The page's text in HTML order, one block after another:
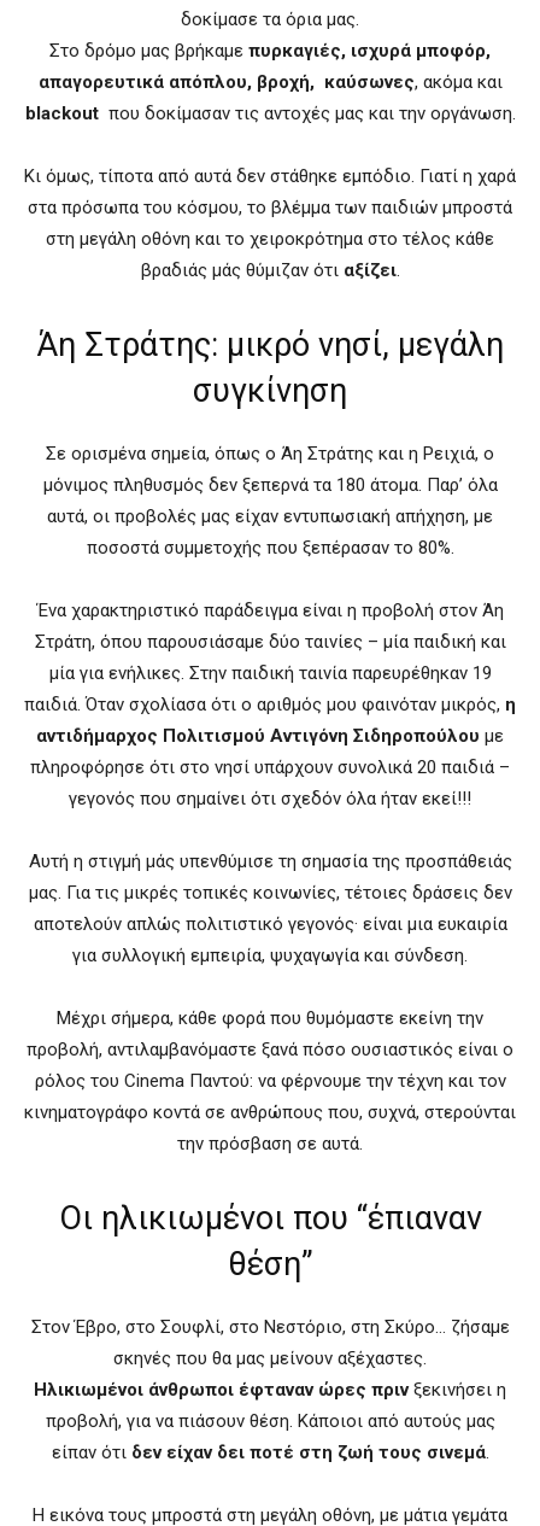
δοκίμασε τα όρια μας.
Στο δρόμο μας βρήκαμε πυρκαγιές, ισχυρά μποφόρ,
απαγορευτικά απόπλου, βροχή, καύσωνες, ακόμα και
blackout που δοκίμασαν τις αντοχές μας και την οργάνωση.
Κι όμως, τίποτα από αυτά δεν στάθηκε εμπόδιο. Γιατί η χαρά
στα πρόσωπα του κόσμου, το βλέμμα των παιδιών μπροστά
στη μεγάλη οθόνη και το χειροκρότημα στο τέλος κάθε
βραδιάς μάς θύμιζαν ότι αξίζει.
Άη Στράτης: μικρό νησί, μεγάλη
συγκίνηση
Σε ορισμένα σημεία, όπως ο Άη Στράτης και η Ρειχιά, ο
μόνιμος πληθυσμός δεν ξεπερνά τα 180 άτομα. Παρ’ όλα
αυτά, οι προβολές μας είχαν εντυπωσιακή απήχηση, με
ποσοστά συμμετοχής που ξεπέρασαν το 80%.
Ένα χαρακτηριστικό παράδειγμα είναι η προβολή στον Άη
Στράτη, όπου παρουσιάσαμε δύο ταινίες – μία παιδική και
μία για ενήλικες. Στην παιδική ταινία παρευρέθηκαν 19
παιδιά. Όταν σχολίασα ότι ο αριθμός μου φαινόταν μικρός, η
αντιδήμαρχος Πολιτισμού Αντιγόνη Σιδηροπούλου με
πληροφόρησε ότι στο νησί υπάρχουν συνολικά 20 παιδιά –
γεγονός που σημαίνει ότι σχεδόν όλα ήταν εκεί!!!
Αυτή η στιγμή μάς υπενθύμισε τη σημασία της προσπάθειάς
μας. Για τις μικρές τοπικές κοινωνίες, τέτοιες δράσεις δεν
αποτελούν απλώς πολιτιστικό γεγονός· είναι μια ευκαιρία
για συλλογική εμπειρία, ψυχαγωγία και σύνδεση.
Μέχρι σήμερα, κάθε φορά που θυμόμαστε εκείνη την
προβολή, αντιλαμβανόμαστε ξανά πόσο ουσιαστικός είναι ο
ρόλος του Cinema Παντού: να φέρνουμε την τέχνη και τον
κινηματογράφο κοντά σε ανθρώπους που, συχνά, στερούνται
την πρόσβαση σε αυτά.
Οι ηλικιωμένοι που “έπιαναν
θέση”
Στον Έβρο, στο Σουφλί, στο Νεστόριο, στη Σκύρο… ζήσαμε
σκηνές που θα μας μείνουν αξέχαστες.
Ηλικιωμένοι άνθρωποι έφταναν ώρες πρινξεκινήσει η
προβολή, για να πιάσουν θέση. Κάποιοι από αυτούς μας
είπαν ότι δεν είχαν δει ποτέ στη ζωή τους σινεμά.
Η εικόνα τους μπροστά στη μεγάλη οθόνη, με μάτια γεμάτα